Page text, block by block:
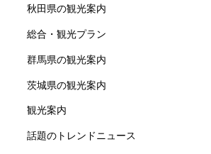
秋田県の観光案内
総合・観光プラン
群馬県の観光案内
茨城県の観光案内
観光案内
話題のトレンドニュース